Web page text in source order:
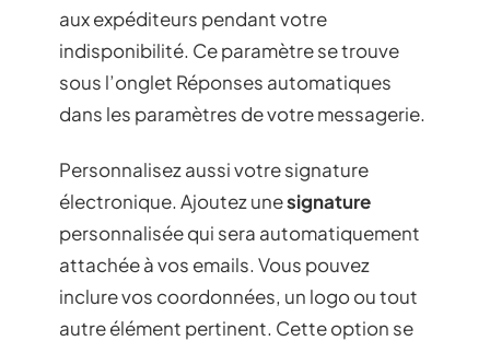
aux expéditeurs pendant votre
indisponibilité. Ce paramètre se trouve
sous l’onglet Réponses automatiques
dans les paramètres de votre messagerie.
Personnalisez aussi votre signature
électronique. Ajoutez unesignature
personnalisée qui sera automatiquement
attachée à vos emails. Vous pouvez
inclure vos coordonnées, un logo ou tout
autre élément pertinent. Cette option se